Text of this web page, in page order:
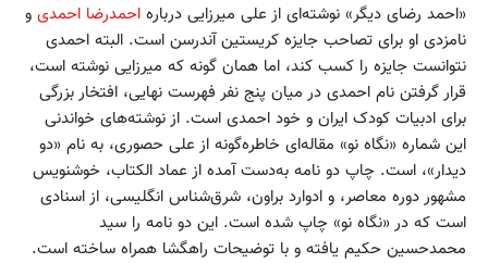
«احمد رضای دیگر» نوشته‌ای از علی میرزایی درباره احمدرضا احمدی و
نامزدی او برای تصاحب جایزه کریستین آندرسن است. البته احمدی
نتوانست جایزه را کسب کند، اما همان گونه که میرزایی نوشته است،
قرار گرفتن نام احمدی در میان پنج نفر فهرست نهایی، افتخار بزرگی
برای ادبیات کودک ایران و خود احمدی است. از نوشته‌های خواندنی
این شماره «نگاه نو» مقاله‌ای خاطره‌گونه از علی حصوری، به نام «دو
دیدار»، است. چاپ دو نامه به‌دست آمده از عماد الکتاب، خوشنویس
مشهور دوره معاصر، و ادوارد براون، شرق‌شناس انگلیسی، از اسنادی
است که در «نگاه نو» چاپ شده است. این دو نامه را سید
محمدحسین حکیم یافته و با توضیحات راهگشا همراه ساخته است.